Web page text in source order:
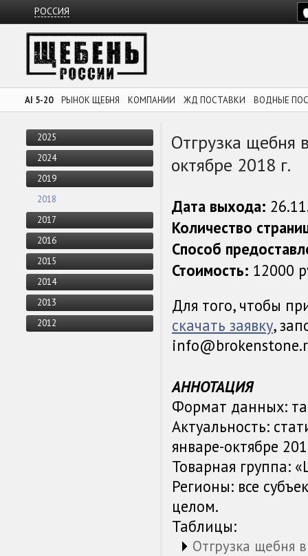
РОССИЯ
AI 5-20 РЫНОК ЩЕБНЯ КОМПАНИИ ЖД ПОСТАВКИ ВОДНЫЕ
2025
2024
2019
2018
2017
2016
2015
2014
2013
2012
Отгрузка щебня
октябре 2018 г.
Дата выхода:
Количество
Способ
Стоимость: 12000
Для того, чтобы
скачать заявку,
АННОТАЦИЯ
Формат данных:
Актуальность:
январе-октябре
Товарная группа:
Регионы: все
целом.
Таблицы:
Отгрузка щебня